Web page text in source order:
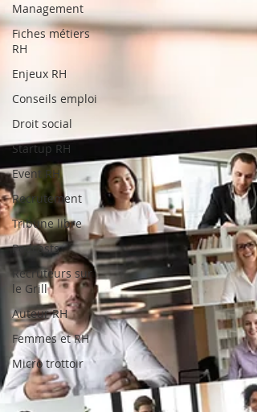
Management
Fiches métiers
RH
Enjeux RH
Conseils emploi
Droit social
Startup RH
Event RH
Recrutement
Tribune libre
Podcasts
Recruteurs sur
le Grill
Auteur RH
Femmes et RH
Micro trottoir